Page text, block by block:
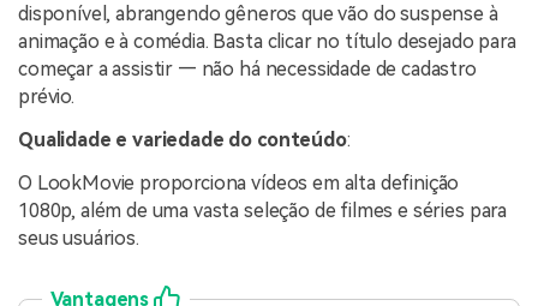
disponível, abrangendo gêneros que vão do suspense à
animação e à comédia. Basta clicar no título desejado para
começar a assistir — não há necessidade de cadastro
prévio.
Qualidade e variedade do conteúdo:
O LookMovie proporciona vídeos em alta definição
1080p, além de uma vasta seleção de filmes e séries para
seus usuários.
Vantagens